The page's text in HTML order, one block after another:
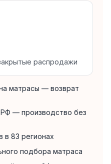
распродажи
матрасы — возврат
— производство без
в 83 регионах
подбора матраса